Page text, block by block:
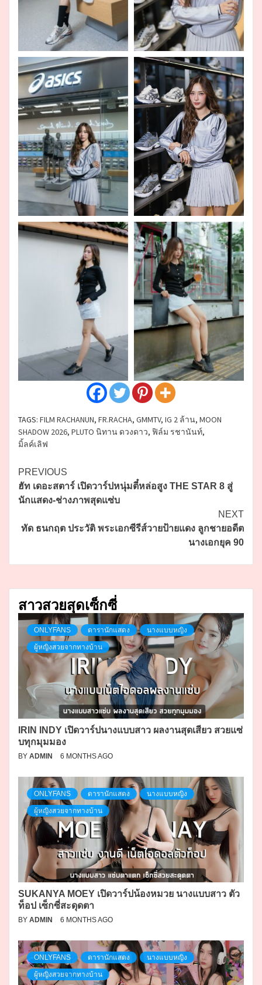
TAGS: FILM RACHANUN, FR.RACHA, GMMTV, IG 2 ล้าน, MOON
SHADOW 2026, PLUTO นิทาน ดวงดาว, ฟิล์ม รชานันท์,
มิ้ลค์เลิฟ
Continue
Reading
PREVIOUS
ฮัท เดอะสตาร์ เปิดวาร์ปหนุ่มตี๋หล่อสูง THE STAR 8 สู่
นักแสดง-ช่างภาพสุดแซ่บ
NEXT
ทัด ธนกฤต ประวัติ พระเอกซีรีส์วายป้ายแดง ลูกชายอดีต
นางเอกยุค 90
สาวสวยสุดเซ็กซี่
ONLYFANS ดารานักแสดง นางแบบหญิง
ผู้หญิงสวยจากทางบ้าน
IRIN INDY เปิดวาร์ปนางแบบสาว ผลงานสุดเสียว สวยแซ่
บทุกมุมมอง
BY ADMIN 6 MONTHS AGO
ONLYFANS ดารานักแสดง นางแบบหญิง
ผู้หญิงสวยจากทางบ้าน
SUKANYA MOEY เปิดวาร์ปน้องหมวย นางแบบสาว ตัว
ท็อป เซ็กซี่สะดุดตา
BY ADMIN 6 MONTHS AGO
ONLYFANS ดารานักแสดง นางแบบหญิง
ผู้หญิงสวยจากทางบ้าน